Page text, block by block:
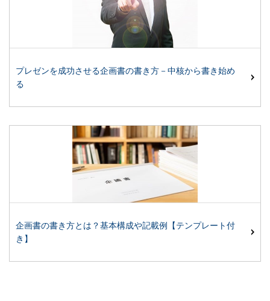
プレゼンを成功させる企画書の書き方－中核から書き始め
る
企画書の書き方とは？基本構成や記載例【テンプレート付
き】